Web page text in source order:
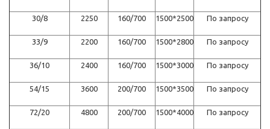
30/8 2250 160/700 1500*2500 По запросу
33/9 2200 160/700 1500*2800 По запросу
36/10 2400 160/700 1500*3000 По запросу
54/15 3600 200/700 1500*3500 По запросу
72/20 4800 200/700 1500*4000 По запросу